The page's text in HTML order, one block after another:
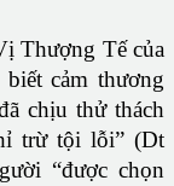
Thượng Tế của
cảm thương
chịu thử thách
trừ tội lỗi” (Dt
“được chọn